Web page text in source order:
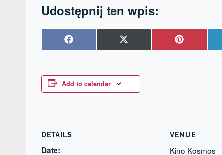
Udostępnij ten wpis:
Share
on
Share
on
Share
on
Add to calendar
DETAILS
Date:
VENUE
Kino Kosmos